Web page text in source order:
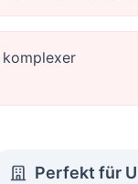
komplexer
Perfekt für